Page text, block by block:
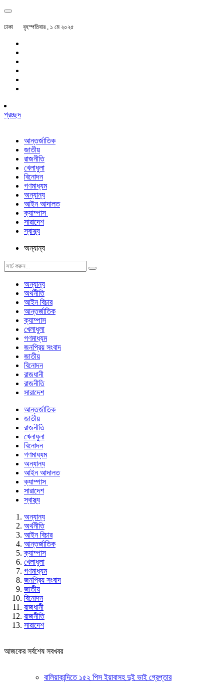
ঢাকা বৃহস্পতিবার , ১ মে ২০২৫
প্রচ্ছদ
আন্তর্জাতিক
জাতীয়
রাজনীতি
খেলাধুলা
বিনোদন
গণমাধ্যম
অন্যান্য
আইন আদালত
ক্যাম্পাস
সারাদেশ
স্বাস্থ্য
অন্যান্য
অন্যান্য
অর্থনীতি
আইন বিচার
আন্তর্জাতিক
ক্যাম্পাস
খেলাধুলা
গণমাধ্যম
জনপ্রিয় সংবাদ
জাতীয়
বিনোদন
রাজধানী
রাজনীতি
সারাদেশ
আন্তর্জাতিক
জাতীয়
রাজনীতি
খেলাধুলা
বিনোদন
গণমাধ্যম
অন্যান্য
আইন আদালত
ক্যাম্পাস
সারাদেশ
স্বাস্থ্য
অন্যান্য
অর্থনীতি
আইন বিচার
আন্তর্জাতিক
ক্যাম্পাস
খেলাধুলা
গণমাধ্যম
জনপ্রিয় সংবাদ
জাতীয়
বিনোদন
রাজধানী
রাজনীতি
সারাদেশ
আজকের সর্বশেষ সবখবর
বালিয়াকান্দিতে ১৫২ পিস ইয়াবাসহ দুই ভাই গ্রেপ্তার